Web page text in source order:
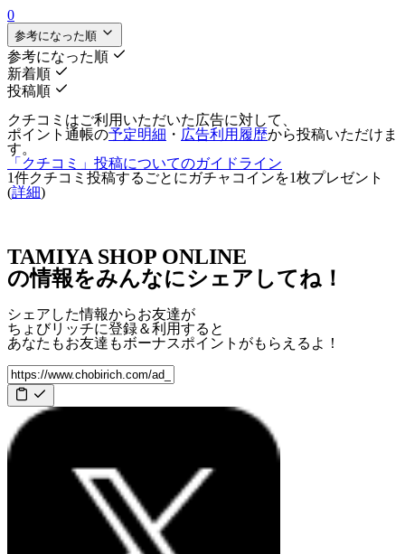
0
参考になった順
参考になった順
新着順
投稿順
クチコミはご利用いただいた広告に対して、
ポイント通帳の予定明細 ・ 広告利用履歴から投稿いただけま
す。
「クチコミ」投稿についてのガイドライン
1件クチコミ投稿するごとに ガチャコインを1枚プレゼント
(詳細)
TAMIYA SHOP ONLINE
の情報をみんなにシェアしてね！
シェアした情報からお友達が
ちょびリッチに登録＆利用すると
あなたもお友達もボーナスポイント がもらえるよ！